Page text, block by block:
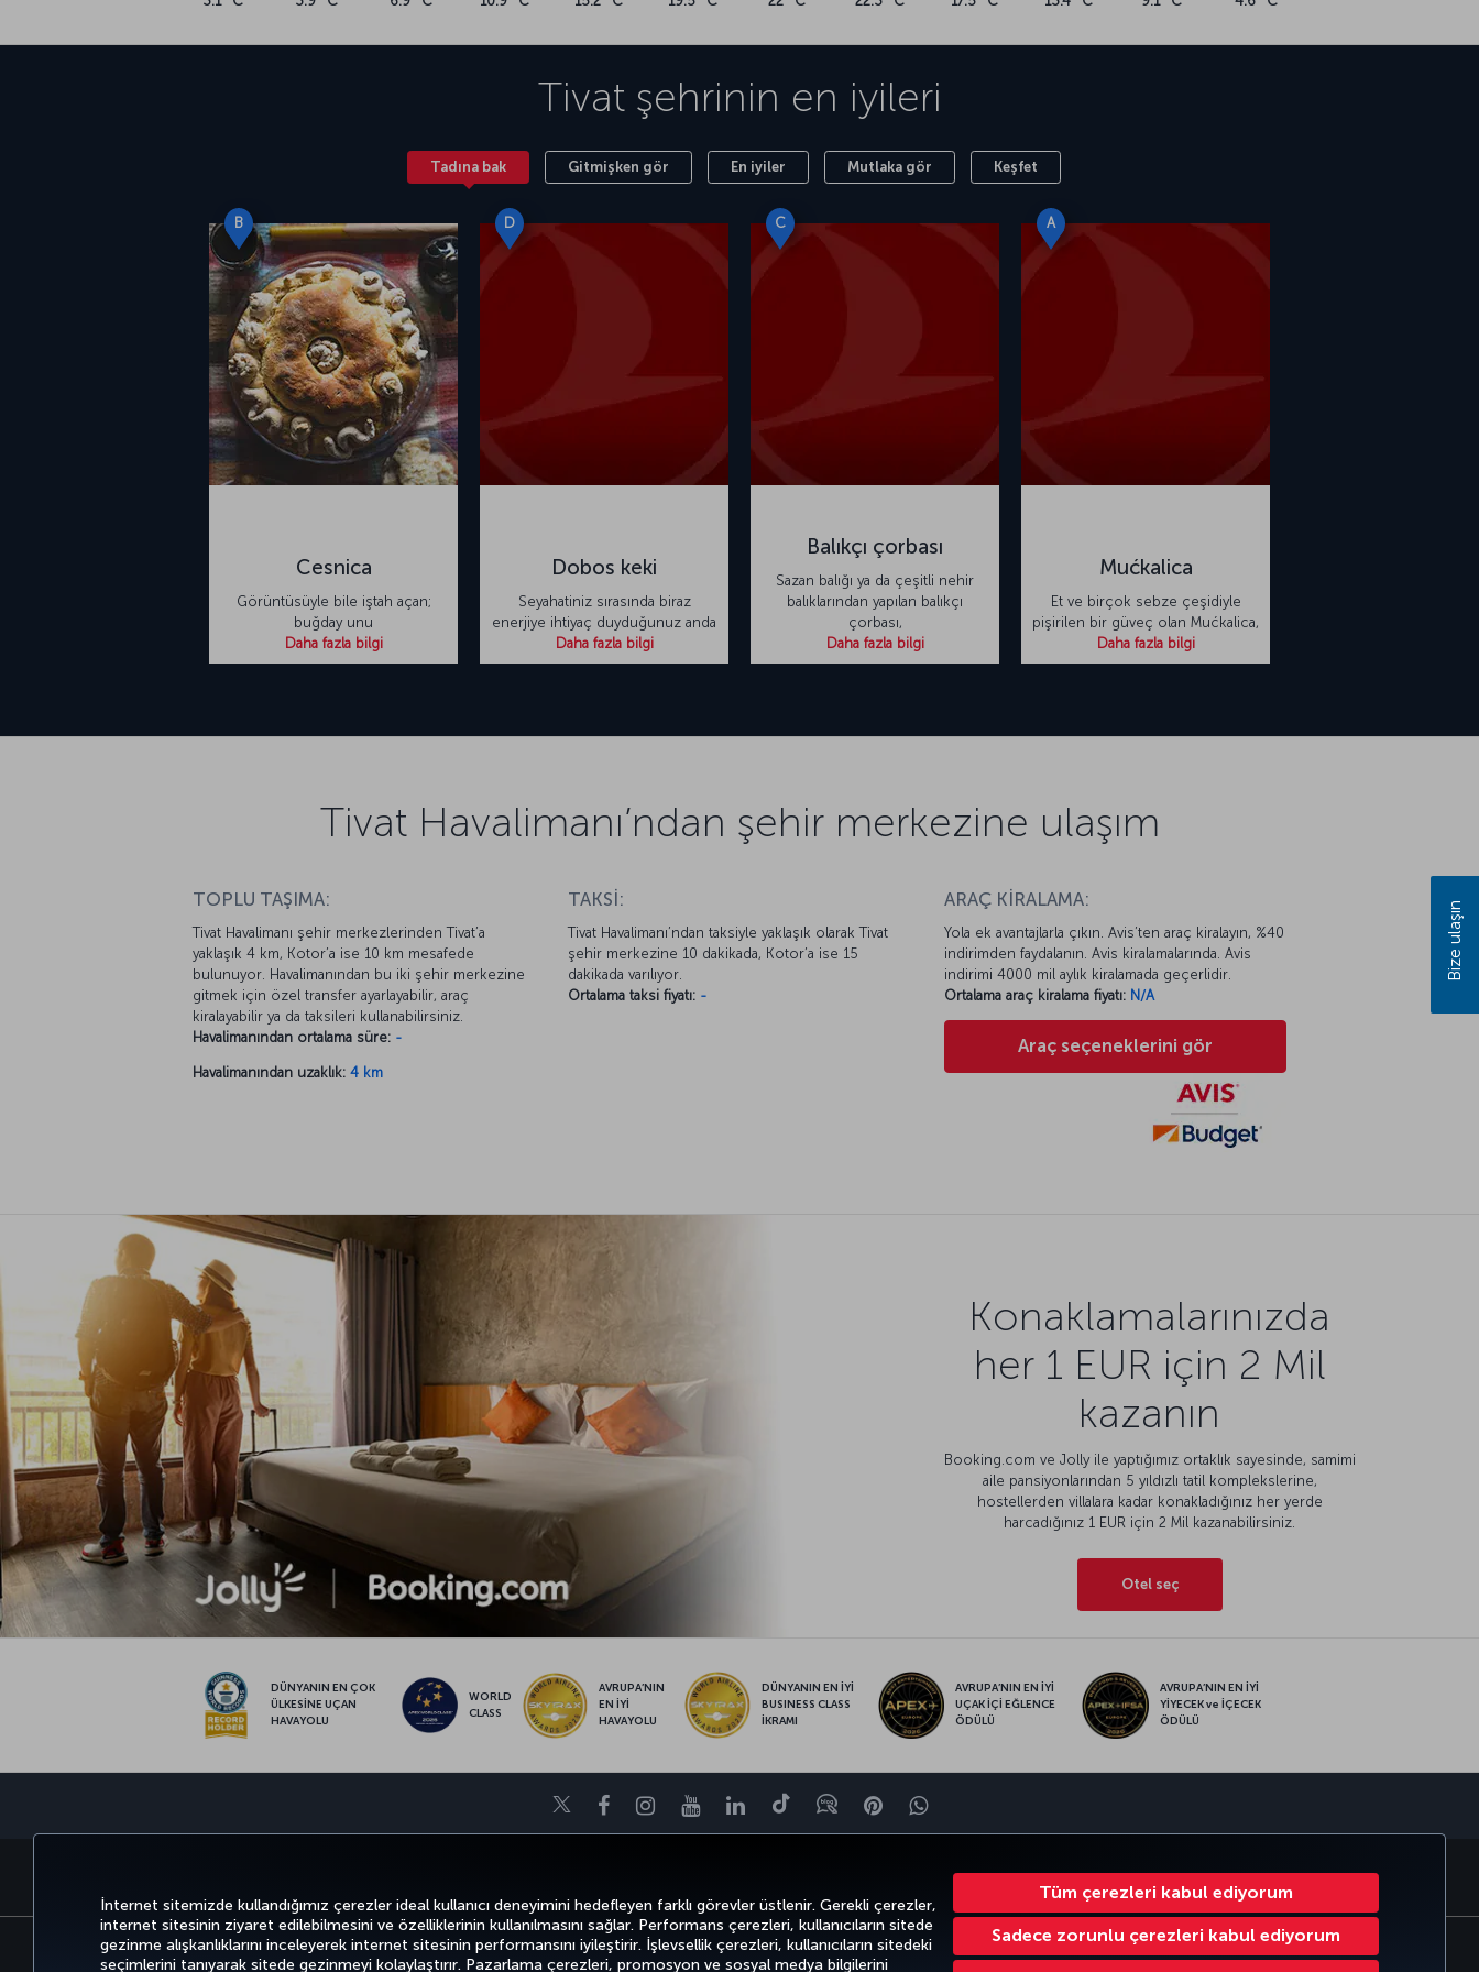
İnternet sitemizde kullandığımız çerezler ideal kullanıcı deneyimini hedefleyen farklı görevler üstlenir. Gerekli çerezler,
internet sitesinin ziyaret edilebilmesini ve özelliklerinin kullanılmasını sağlar. Performans çerezleri, kullanıcıların sitede
gezinme alışkanlıklarını inceleyerek internet sitesinin performansını iyileştirir. İşlevsellik çerezleri, kullanıcıların sitedeki
seçimlerini tanıyarak sitede gezinmeyi kolaylaştırır. Pazarlama çerezleri, promosyon ve sosyal medya bilgilerini
Tüm çerezleri kabul ediyorum
Sadece zorunlu çerezleri kabul ediyorum
Tivatşehrinin en iyileri
Tadına bak Gitmişken gör En iyiler Mutlaka gör Keşfet
B
Cesnica
Görüntüsüyle bile iştah açan;
buğday unu
Daha fazla bilgi
D
Dobos keki
Seyahatiniz sırasında biraz
enerjiye ihtiyaç duyduğunuz anda
Daha fazla bilgi
C
Balıkçı çorbası
Sazan balığı ya da çeşitli nehir
balıklarından yapılan balıkçı
çorbası,
Daha fazla bilgi
A
Mućkalica
Et ve birçok sebze çeşidiyle
pişirilen bir güveç olan Mućkalica,
Daha fazla bilgi
Tivat Havalimanı’ndan şehir merkezine ulaşım
TOPLU TAŞIMA:
Tivat Havalimanı şehir merkezlerinden Tivat’a
yaklaşık 4 km, Kotor’a ise 10 km mesafede
bulunuyor. Havalimanından bu iki şehir merkezine
gitmek için özel transfer ayarlayabilir, araç
kiralayabilir ya da taksileri kullanabilirsiniz.
Havalimanından ortalama süre: -
Havalimanından uzaklık: 4 km
TAKSİ:
Tivat Havalimanı’ndan taksiyle yaklaşık olarak Tivat
şehir merkezine 10 dakikada, Kotor’a ise 15
dakikada varılıyor.
Ortalama taksi fiyatı: -
ARAÇ KİRALAMA:
Yola ek avantajlarla çıkın. Avis’ten araç kiralayın, %40
indirimden faydalanın. Avis kiralamalarında. Avis
indirimi 4000 mil aylık kiralamada geçerlidir.
Ortalama araç kiralama fiyatı: N/A
Araç seçeneklerini gör
Konaklamalarınızda
her 1 EUR için 2 Mil
kazanın
Booking.com ve Jolly ile yaptığımız ortaklık sayesinde, samimi
aile pansiyonlarından 5 yıldızlı tatil komplekslerine,
hostellerden villalara kadar konakladığınız her yerde
harcadığınız 1 EUR için 2 Mil kazanabilirsiniz.
Otel seç
DÜNYANIN EN ÇOK
ÜLKESİNE UÇAN
HAVAYOLU
WORLD
CLASS
AVRUPA’NIN
EN İYİ
HAVAYOLU
DÜNYANIN EN İYİ
BUSINESS CLASS
İKRAMI
AVRUPA’NIN EN İYİ
UÇAK İÇİ EĞLENCE
ÖDÜLÜ
AVRUPA’NIN EN İYİ
YİYECEK ve İÇECEK
ÖDÜLÜ
TwitterFacebookInstagram
YoutubeLinkedIn
TiktokBlogPinterestWhatsapp
CORPORATE CLUB TÜRK HAVA YOLLARI
Bilgi Toplumu Hizmetleri Erişilebilirlik Gizlilik ve Çerez Politikası Yasal Uyarı Yolcu Hakları
Bize ulaşın